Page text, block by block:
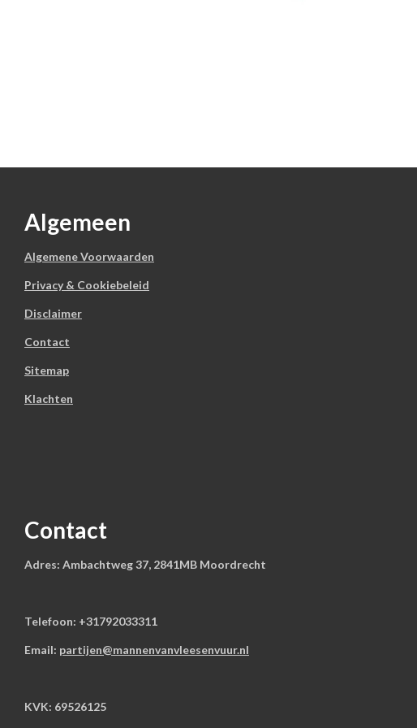
Algemeen
Algemene Voorwaarden
Privacy & Cookiebeleid
Disclaimer
Contact
Sitemap
Klachten
Contact
Adres: Ambachtweg 37, 2841MB Moordrecht
Telefoon: +31792033311
Email: partijen@mannenvanvleesenvuur.nl
KVK: 69526125